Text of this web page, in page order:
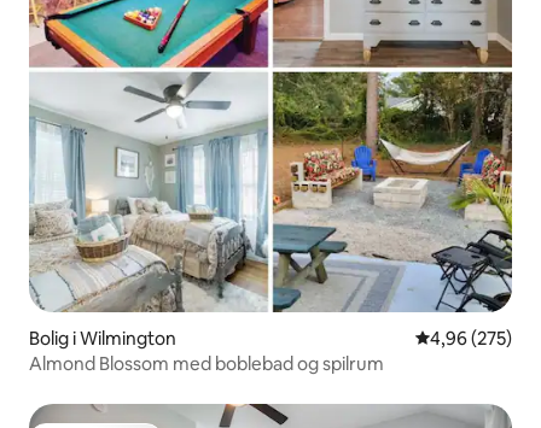
Bolig i Wilmington 4,96 ud af 5 i
4,96 (275)
Almond Blossom med boblebad og spilrum